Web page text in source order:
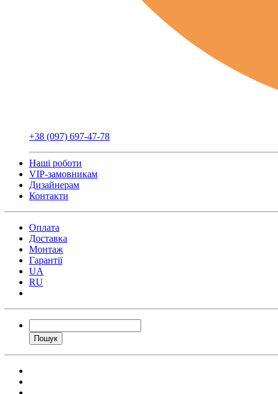
+38 (097) 697-47-78
Наші роботи
VIP-замовникам
Дизайнерам
Контакти
Оплата
Доставка
Монтаж
Гарантії
UA
RU
Пошук